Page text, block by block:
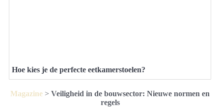
Hoe kies je de perfecte eetkamerstoelen?
Magazine > Veiligheid in de bouwsector: Nieuwe normen en
regels